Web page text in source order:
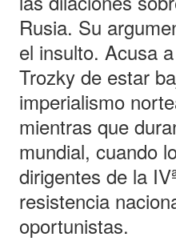
Rusia. Su
el insulto. Acusa
Trozky de estar
imperialismo
mientras que
mundial, cuando
dirigentes de la
resistencia
oportunistas.